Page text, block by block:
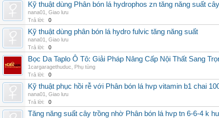
Kỹ thuật dùng Phân bón lá hydrophos zn tăng năng suất cây
nana01
Giao lưu
Trả lời:
0
Kỹ thuật dùng phân bón lá hydro fulvic tăng năng suất
nana01
Giao lưu
Trả lời:
0
Bọc Da Taplo Ô Tô: Giải Pháp Nâng Cấp Nội Thất Sang
1cargaragethuduc
Phụ tùng
Trả lời:
0
Kỹ thuật phục hồi rễ với Phân bón lá hvp vitamin b1 chai
nana01
Giao lưu
Trả lời:
0
Tăng năng suất cây trồng nhờ Phân bón lá hvp tn 6-6-4 k